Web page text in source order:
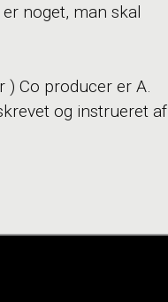
noget, man skal
Co producer er A.
og instrueret af